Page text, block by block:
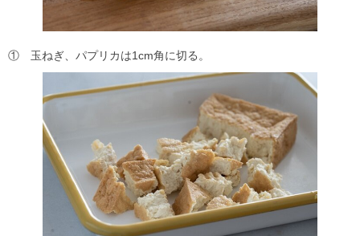
① 玉ねぎ、パプリカは1cm角に切る。